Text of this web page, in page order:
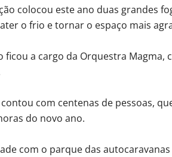
colocou este ano duas grandes
o frio e tornar o espaço mais
ficou a cargo da Orquestra
com centenas de pessoas,
do novo ano.
com o parque das